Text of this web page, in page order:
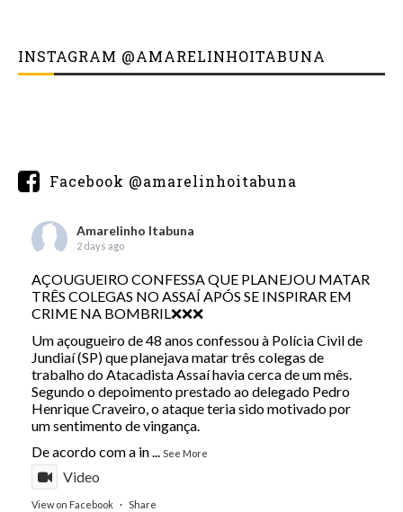
INSTAGRAM @AMARELINHOITABUNA
Facebook @amarelinhoitabuna
Amarelinho Itabuna
2 days ago
AÇOUGUEIRO CONFESSA QUE PLANEJOU MATAR
TRÊS COLEGAS NO ASSAÍ APÓS SE INSPIRAR EM
CRIME NA BOMBRIL❌❌❌
Um açougueiro de 48 anos confessou à Polícia Civil de
Jundiaí (SP) que planejava matar três colegas de
trabalho do Atacadista Assaí havia cerca de um mês.
Segundo o depoimento prestado ao delegado Pedro
Henrique Craveiro, o ataque teria sido motivado por
um sentimento de vingança.
De acordo com a in... See More
Video
View on Facebook · Share